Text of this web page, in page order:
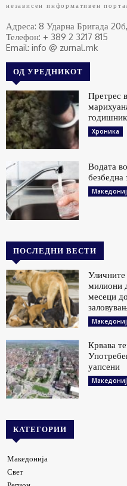
независен информативен
Адреса: 8 Ударна Бригада
Телефон: + 389 2 3217 815
Email: info @ zurnal.mk
ОД УРЕДНИКОТ
Претрес
годишник
Хроника
Водата
безбедна
ПОСЛЕДНИ ВЕСТИ
милиони
месеци
Крвава
уапсени
КАТЕГОРИИ
Македонија
Свет